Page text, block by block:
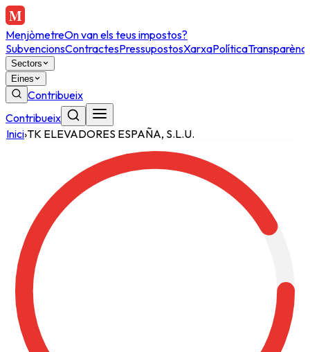
MenjòmetreOn van els teus impostos?
SubvencionsContractesPressupostosXarxaPolítica
Sectors
Eines
Contribueix
Contribueix
Inici›TK ELEVADORES ESPAÑA, S.L.U.